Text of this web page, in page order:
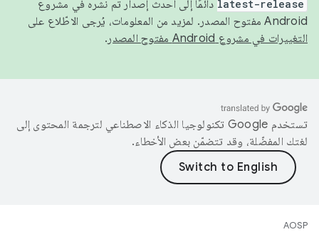
latest-release دائمًا إلى أحدث إصدار تم نشره في مشروع
Android مفتوح المصدر. لمزيد من المعلومات، يُرجى الاطّلاع على
التغييرات في مشروع Android مفتوح المصدر
.
تستخدم Google تكنولوجيا الذكاء الاصطناعي لترجمة المحتوى إلى
لغتك المفضّلة، وقد تتضمّن بعض الأخطاء.
AOSP